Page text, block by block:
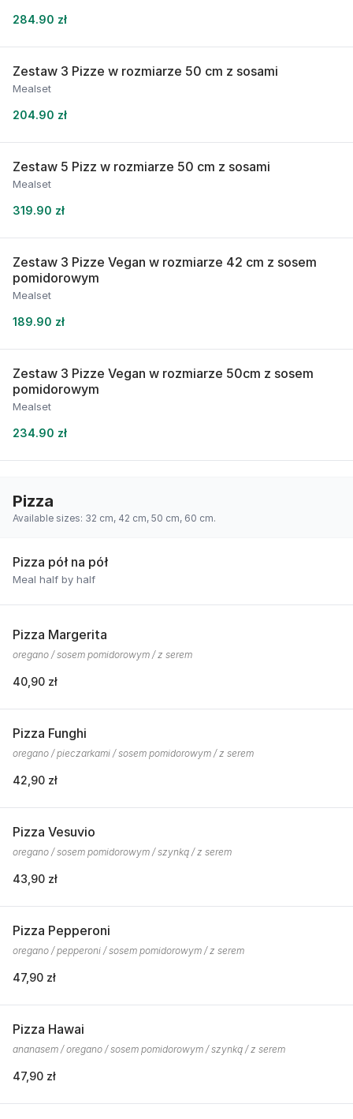
284.90 zł
Zestaw 3 Pizze w rozmiarze 50 cm z sosami
Mealset
204.90 zł
Zestaw 5 Pizz w rozmiarze 50 cm z sosami
Mealset
319.90 zł
Zestaw 3 Pizze Vegan w rozmiarze 42 cm z sosem
pomidorowym
Mealset
189.90 zł
Zestaw 3 Pizze Vegan w rozmiarze 50cm z sosem
pomidorowym
Mealset
234.90 zł
Pizza
Available sizes: 32 cm, 42 cm, 50 cm, 60 cm.
Pizza pół na pół
Meal half by half
Pizza Margerita
oregano / sosem pomidorowym / z serem
40,90 zł
Pizza Funghi
oregano / pieczarkami / sosem pomidorowym / z serem
42,90 zł
Pizza Vesuvio
oregano / sosem pomidorowym / szynką / z serem
43,90 zł
Pizza Pepperoni
oregano / pepperoni / sosem pomidorowym / z serem
47,90 zł
Pizza Hawai
ananasem / oregano / sosem pomidorowym / szynką / z serem
47,90 zł